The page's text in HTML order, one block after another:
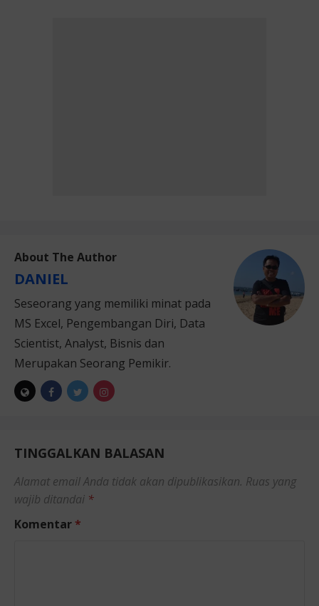
About The Author
DANIEL
Seseorang yang memiliki minat pada
MS Excel, Pengembangan Diri, Data
Scientist, Analyst, Bisnis dan
Merupakan Seorang Pemikir.
TINGGALKAN BALASAN
Alamat email Anda tidak akan dipublikasikan. Ruas yang
wajib ditandai *
Komentar*